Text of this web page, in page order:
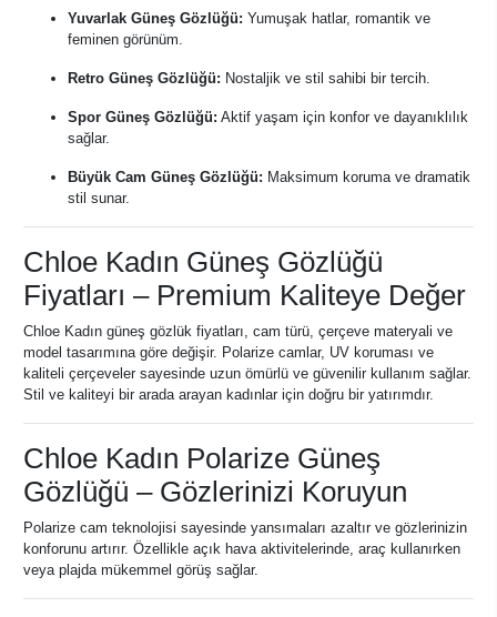
Yuvarlak Güneş Gözlüğü: Yumuşak hatlar, romantik ve
feminen görünüm.
Retro Güneş Gözlüğü: Nostaljik ve stil sahibi bir tercih.
Spor Güneş Gözlüğü: Aktif yaşam için konfor ve dayanıklılık
sağlar.
Büyük Cam Güneş Gözlüğü: Maksimum koruma ve dramatik
stil sunar.
Chloe Kadın Güneş Gözlüğü
Fiyatları – Premium Kaliteye Değer
Chloe Kadın güneş gözlük fiyatları, cam türü, çerçeve materyali ve
model tasarımına göre değişir. Polarize camlar, UV koruması ve
kaliteli çerçeveler sayesinde uzun ömürlü ve güvenilir kullanım sağlar.
Stil ve kaliteyi bir arada arayan kadınlar için doğru bir yatırımdır.
Chloe Kadın Polarize Güneş
Gözlüğü – Gözlerinizi Koruyun
Polarize cam teknolojisi sayesinde yansımaları azaltır ve gözlerinizin
konforunu artırır. Özellikle açık hava aktivitelerinde, araç kullanırken
veya plajda mükemmel görüş sağlar.